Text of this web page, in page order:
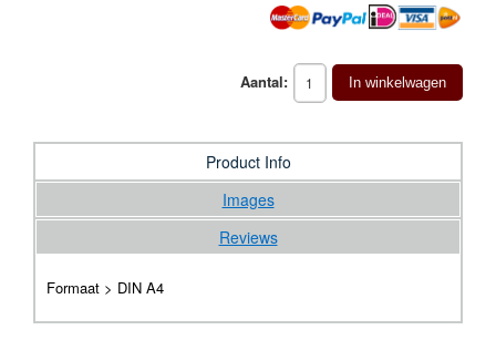
Aantal: In winkelwagen
Product Info
Images
Reviews
Formaat > DIN A4